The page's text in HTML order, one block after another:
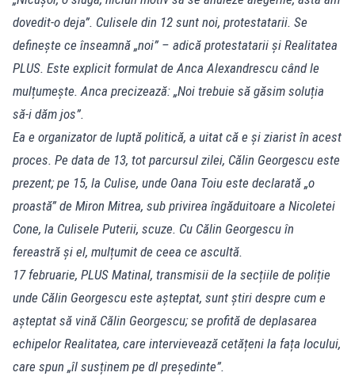
dovedit-o deja”. Culisele din 12 sunt noi, protestatarii. Se
definește ce înseamnă „noi” – adică protestatarii și Realitatea
PLUS. Este explicit formulat de Anca Alexandrescu când le
mulțumește. Anca precizează: „Noi trebuie să găsim soluția
să-i dăm jos”.
Ea e organizator de luptă politică, a uitat că e și ziarist în acest
proces. Pe data de 13, tot parcursul zilei, Călin Georgescu este
prezent; pe 15, la Culise, unde Oana Toiu este declarată „o
proastă” de Miron Mitrea, sub privirea îngăduitoare a Nicoletei
Cone, la Culisele Puterii, scuze. Cu Călin Georgescu în
fereastră și el, mulțumit de ceea ce ascultă.
17 februarie, PLUS Matinal, transmisii de la secțiile de poliție
unde Călin Georgescu este așteptat, sunt știri despre cum e
așteptat să vină Călin Georgescu; se profită de deplasarea
echipelor Realitatea, care intervievează cetățeni la fața locului,
care spun „îl susținem pe dl președinte”.